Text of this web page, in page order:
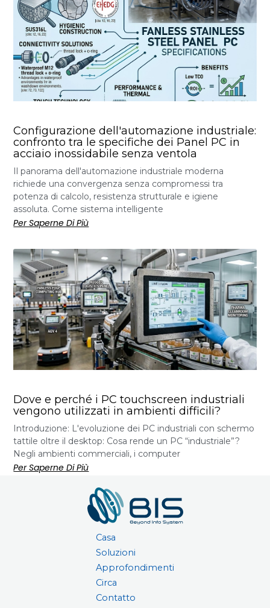
Configurazione dell'automazione industriale:
confronto tra le specifiche dei Panel PC in
acciaio inossidabile senza ventola
Il panorama dell'automazione industriale moderna
richiede una convergenza senza compromessi tra
potenza di calcolo, resistenza strutturale e igiene
assoluta. Come sistema intelligente
Per Saperne Di Più
Dove e perché i PC touchscreen industriali
vengono utilizzati in ambienti difficili?
Introduzione: L'evoluzione dei PC industriali con schermo
tattile oltre il desktop: Cosa rende un PC “industriale”?
Negli ambienti commerciali, i computer
Per Saperne Di Più
Casa
Soluzioni
Approfondimenti
Circa
Contatto